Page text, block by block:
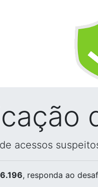
acessos
, responda ao